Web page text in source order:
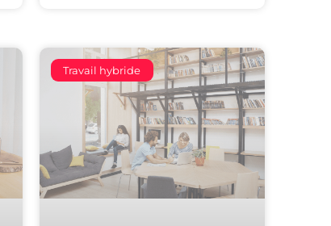
Travail hybride